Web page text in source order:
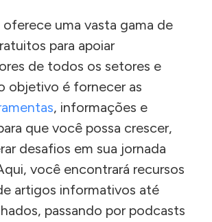
oferece uma vasta gama de
para apoiar
de todos os setores e
objetivo é fornecer as
, informações e
que você possa crescer,
desafios em sua jornada
você encontrará recursos
artigos informativos até
passando por podcasts